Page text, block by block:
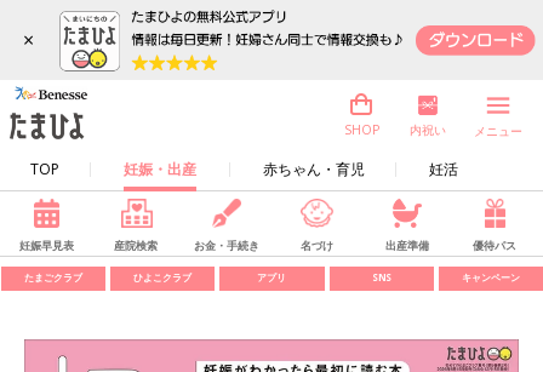
×
TOP 妊娠・出産 赤ちゃん・育児 妊活
SHOP 内祝い メニュー
妊娠早見表 産院検索 お金・手続き 名づけ 出産準備 優待パス
たまごクラブ ひよこクラブ アプリ SNS キャンペーン